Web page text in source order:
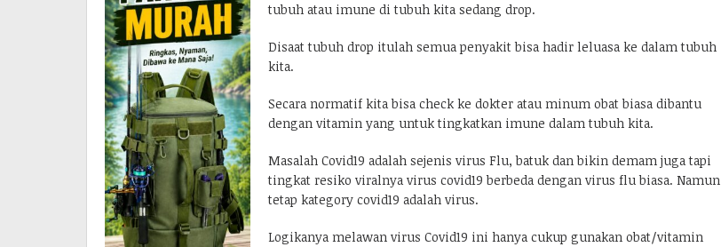
tubuh atau imune di tubuh kita sedang drop.
Disaat tubuh drop itulah semua penyakit bisa hadir leluasa ke dalam tubuh
kita.
Secara normatif kita bisa check ke dokter atau minum obat biasa dibantu
dengan vitamin yang untuk tingkatkan imune dalam tubuh kita.
Masalah Covid19 adalah sejenis virus Flu, batuk dan bikin demam juga tapi
tingkat resiko viralnya virus covid19 berbeda dengan virus flu biasa. Namun
tetap kategory covid19 adalah virus.
Logikanya melawan virus Covid19 ini hanya cukup gunakan obat/vitamin